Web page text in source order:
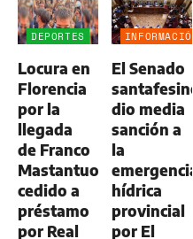
DEPORTES
Locura en
Florencia
por la
llegada
de Franco
Mastantuono,
cedido a
préstamo
por Real
INFORMACIÓN
El Senado
santafesino
dio media
sanción a
la
emergencia
hídrica
provincial
por El